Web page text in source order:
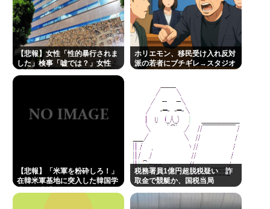
【悲報】女性「性的暴行されま
した」検事「嘘では？」女性
ホリエモン、移民受け入れ反対
派の若者にブチギレ→スタジオ
者反対派だぞ
【悲報】「米軍を粉砕しろ！」
在韓米軍基地に突入した韓国学
税務署員1億円超脱税疑い 詐
取金で競艇か、国税当局